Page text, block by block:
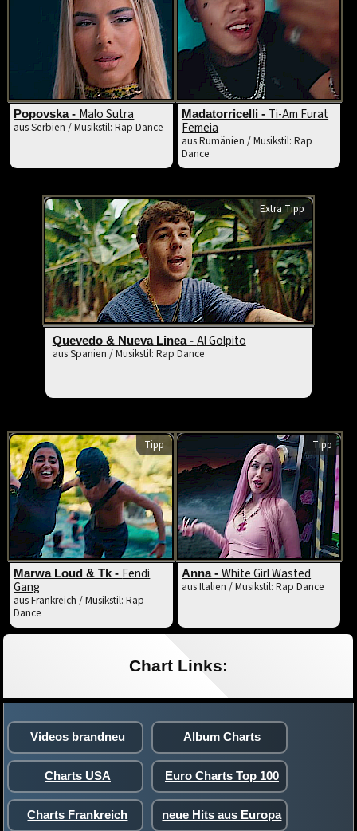
Popovska - Malo Sutra
aus Serbien / Musikstil: Rap Dance
Madatorricelli - Ti-Am Furat
Femeia
aus Rumänien / Musikstil: Rap
Dance
Extra Tipp
Quevedo & Nueva Linea - Al Golpito
aus Spanien / Musikstil: Rap Dance
Tipp
Marwa Loud & Tk - Fendi
Gang
aus Frankreich / Musikstil: Rap
Dance
Tipp
Anna -White Girl Wasted
aus Italien / Musikstil: Rap Dance
Chart Links:
Videos brandneu Album Charts
Charts USA Euro Charts Top 100
Charts Frankreich neue Hits aus Europa